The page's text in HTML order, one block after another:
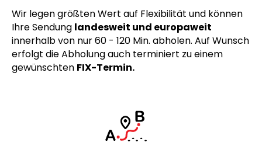
Wir legen größten Wert auf Flexibilität und können
Ihre Sendung landesweit und europaweit
innerhalb von nur 60 - 120 Min. abholen. Auf Wunsch
erfolgt die Abholung auch terminiert zu einem
gewünschten FIX-Termin.